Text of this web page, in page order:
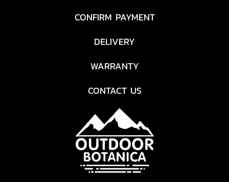
CONFIRM PAYMENT
DELIVERY
WARRANTY
CONTACT US